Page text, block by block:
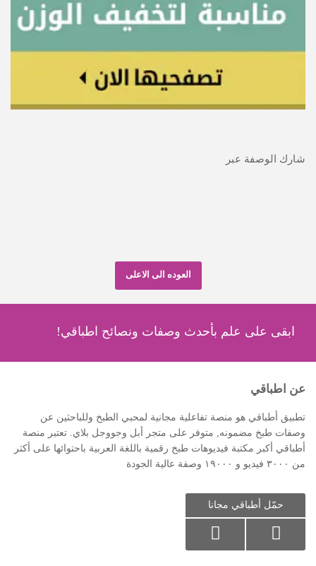
شارك الوصفة عبر
العوده الى الاعلى
ابقى على علم بأحدث وصفات ونصائح اطباقي!
عن اطباقي
تطبيق أطباقي هو منصة تفاعلية مجانية لمحبي الطبخ وللباحثين عن
وصفات طبخ مضمونه, متوفر على متجر أبل وجووجل بلاي. تعتبر منصة
أطباقي أكبر مكتبة فيديوهات طبخ رقمية باللغة العربية باحتوائها على أكثر
من ٣٠٠٠ فيديو و ١٩٠٠٠ وصفة عالية الجودة
حمّل أطباقي مجانا